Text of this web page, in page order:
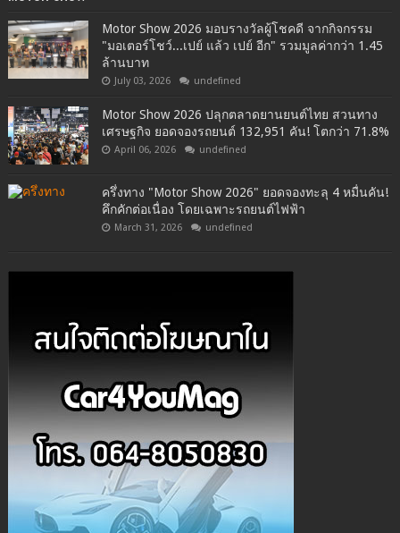
Motor Show 2026 มอบรางวัลผู้โชคดี จากกิจกรรม
"มอเตอร์โชว์...เปย์ แล้ว เปย์ อีก" รวมมูลค่ากว่า 1.45
ล้านบาท
July 03, 2026 undefined
Motor Show 2026 ปลุกตลาดยานยนต์ไทย สวนทาง
เศรษฐกิจ ยอดจองรถยนต์ 132,951 คัน! โตกว่า 71.8%
April 06, 2026 undefined
ครึ่งทาง "Motor Show 2026" ยอดจองทะลุ 4 หมื่นคัน!
คึกคักต่อเนื่อง โดยเฉพาะรถยนต์ไฟฟ้า
March 31, 2026 undefined